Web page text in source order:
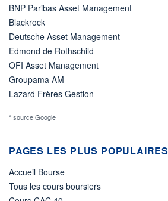
BNP Paribas Asset Management
Blackrock
Deutsche Asset Management
Edmond de Rothschild
OFI Asset Management
Groupama AM
Lazard Frères Gestion
* source Google
PAGES LES PLUS POPULAIRES
Accueil Bourse
Tous les cours boursiers